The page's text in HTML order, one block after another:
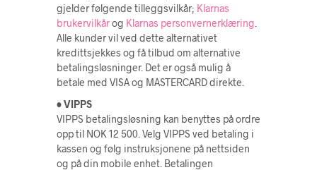
gjelder følgende tilleggsvilkår; Klarnas
brukervilkårog Klarnas personvernerklæring
Alle kunder vil ved dette alternativet
kredittsjekkes og få tilbud om alternative
betalingsløsninger. Det er også mulig å
betale med VISA og MASTERCARD direkte.
• VIPPS
VIPPS betalingsløsning kan benyttes på ordre
opp til NOK 12 500. Velg VIPPS ved betaling i
kassen og følg instruksjonene på nettsiden
og på din mobile enhet. Betalingen